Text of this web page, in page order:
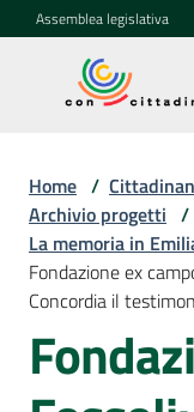
Vai al contenuto
Vai alla navigazione
Vai al footer
Assemblea legislativa
Concittadini
Porte
aperte
in
Assemblea
Home /
Archivio progetti /
La memoria in
Fondazione ex
Concordia il